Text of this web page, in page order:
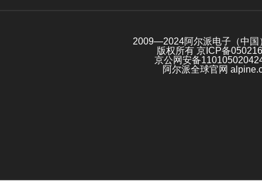
2009—2024阿尔派电子（中国
版权所有 京ICP备
京公网安备
阿尔派全球官网